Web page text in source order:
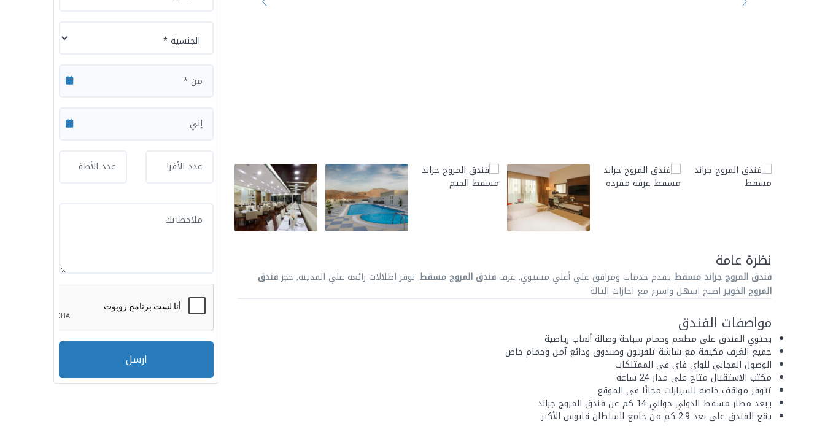
نظرة عامة
فندق المروج جراند مسقط يقدم خدمات ومرافق علي أعلي مستوي, غرف فندق المروج مسقط توفر اطلالات رائعه علي المدينه, حجزفندق
المروج الخويراصبح اسهل واسرع مع اجازات التالة
مواصفات الفندق
يحتوي الفندق على مطعم وحمام سباحة وصالة ألعاب رياضية
جميع الغرف مكيفة مع شاشة تلفزيون وصندوق ودائع آمن وحمام خاص
الوصول المجاني للواي فاي في الممتلكات
مكتب الاستقبال متاح على مدار 24 ساعة
تتوفر مواقف خاصة للسيارات مجانًا في الموقع
يبعد مطار مسقط الدولي حوالي 14 كم عن فندق المروج جراند
يقع الفندق على بعد 2.9 كم من جامع السلطان قابوس الأكبر
ارسل